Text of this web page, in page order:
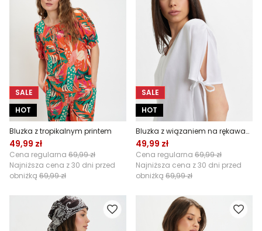
SALE
HOT
Bluzka z tropikalnym printem
49,99 zł
Cena regularna 69,99 zł
Najniższa cena z 30 dni przed
obniżką 69,99 zł
SALE
HOT
Bluzka z wiązaniem na rękawach
49,99 zł
Cena regularna 69,99 zł
Najniższa cena z 30 dni przed
obniżką 69,99 zł